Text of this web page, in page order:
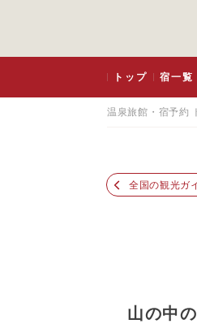
トップ 宿一覧
温泉旅館・宿予約
全国の観光ガ
山の中